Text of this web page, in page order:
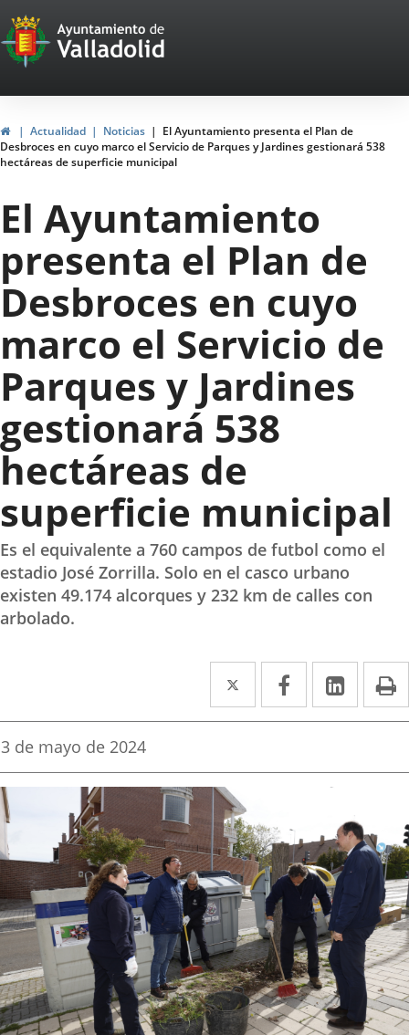
Portal
Web
del
Ayuntamiento
de
Valladolid
InicioActualidad Noticias
El Ayuntamiento presenta el Plan de
Desbroces en cuyo marco el Servicio de Parques y Jardines gestionará 538
hectáreas de superficie municipal
El Ayuntamiento
presenta el Plan de
Desbroces en cuyo
marco el Servicio de
Parques y Jardines
gestionará 538
hectáreas de
superficie municipal
Es el equivalente a 760 campos de futbol como el
estadio José Zorrilla. Solo en el casco urbano
existen 49.174 alcorques y 232 km de calles con
arbolado.
Twitter
Enlace
a
aplicación
externa.
Facebook
Enlace
a
aplicación
Enlace
a
Fecha
la
noticia
3 de mayo de 2024